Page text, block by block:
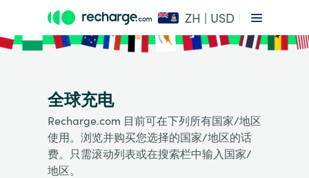
ZH | USD
全球充电
Recharge.com 目前可在下列所有国家/地区
使用。浏览并购买您选择的国家/地区的话
费。只需滚动列表或在搜索栏中输入国家/
地区。